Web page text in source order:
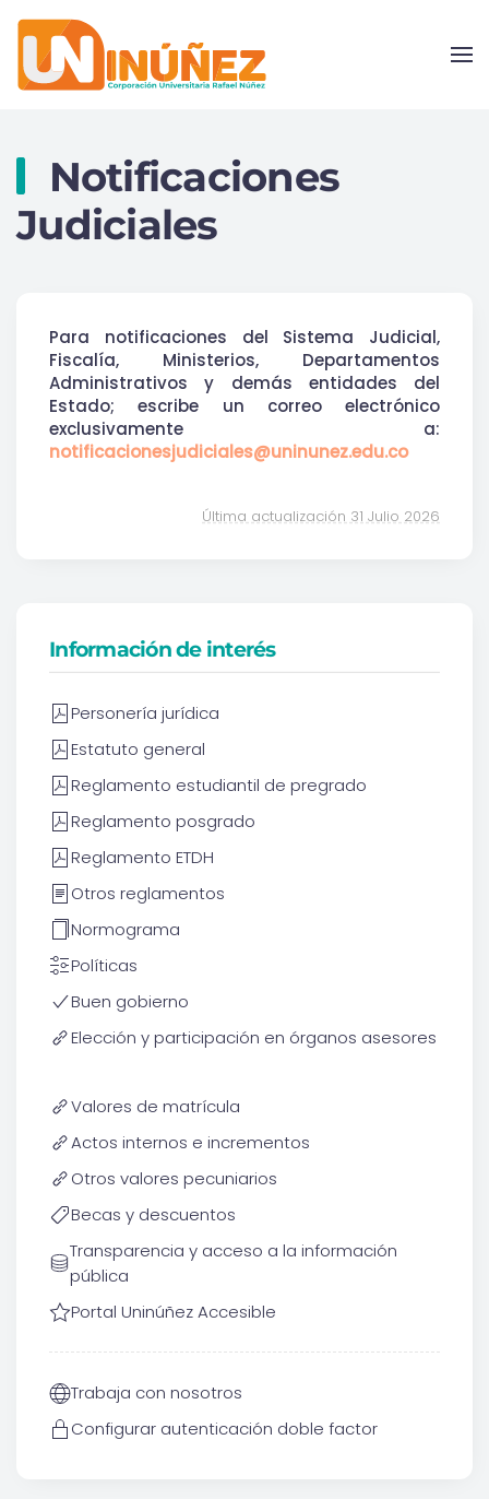
Skip to main content
Notificaciones
Judiciales
Para notificaciones del Sistema Judicial,
Fiscalía, Ministerios, Departamentos
Administrativos y demás entidades del
Estado; escribe un correo electrónico
exclusivamente a:
notificacionesjudiciales@uninunez.edu.co
Última actualización 31 Julio 2026
Información de interés
Personería jurídica
Estatuto general
Reglamento estudiantil de pregrado
Reglamento posgrado
Reglamento ETDH
Otros reglamentos
Normograma
Políticas
Buen gobierno
Elección y participación en órganos asesores
Valores de matrícula
Actos internos e incrementos
Otros valores pecuniarios
Becas y descuentos
Transparencia y acceso a la información
pública
Portal Uninúñez Accesible
Trabaja con nosotros
Configurar autenticación doble factor